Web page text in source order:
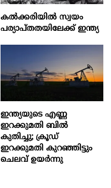
കല്‍ക്കരിയില്‍ സ്വയം
പര്യാപ്തതയിലേക്ക് ഇന്ത്യ
ഇന്ത്യയുടെ എണ്ണ
ഇറക്കുമതി ബിൽ
കുതിച്ചു; ക്രൂഡ്
ഇറക്കുമതി കുറഞ്ഞിട്ടും
ചെലവ് ഉയർന്നു